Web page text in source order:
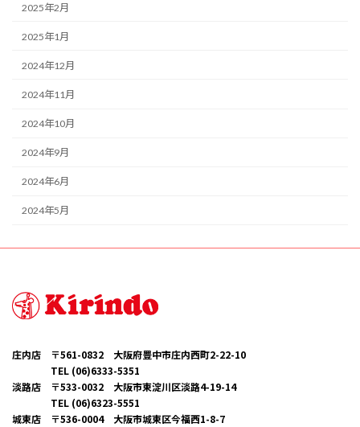
2025年2月
2025年1月
2024年12月
2024年11月
2024年10月
2024年9月
2024年6月
2024年5月
庄内店 〒561-0832 大阪府豊中市庄内西町2-22-10
TEL (06)6333-5351
淡路店 〒533-0032 大阪市東淀川区淡路4-19-14
TEL (06)6323-5551
城東店 〒536-0004 大阪市城東区今福西1-8-7